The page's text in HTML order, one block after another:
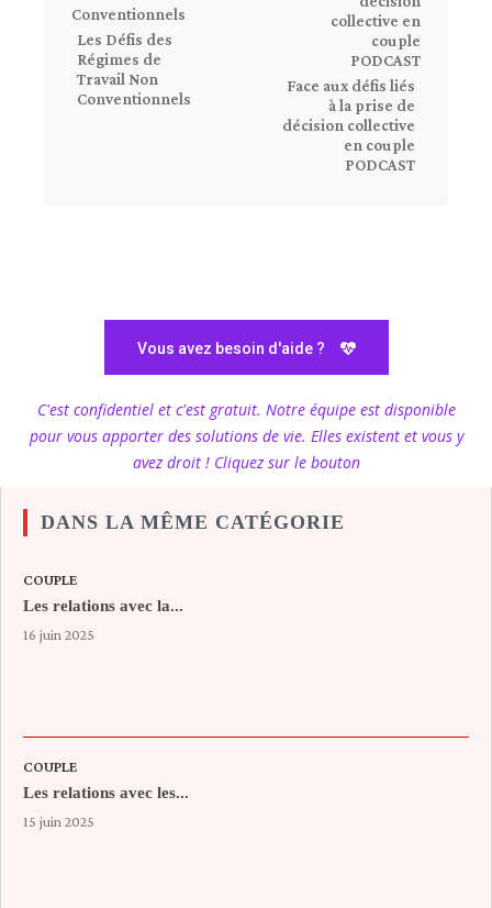
Les Défis des
Régimes de
Travail Non
Conventionnels
Face aux défis liés
à la prise de
décision collective
en couple
PODCAST
Vous avez besoin d'aide ?
C'est confidentiel et c'est gratuit. Notre équipe est disponible
pour vous apporter des solutions de vie. Elles existent et vous y
avez droit ! Cliquez sur le bouton
DANS LA MÊME CATÉGORIE
COUPLE
Les relations avec la...
16 juin 2025
COUPLE
Les relations avec les...
15 juin 2025